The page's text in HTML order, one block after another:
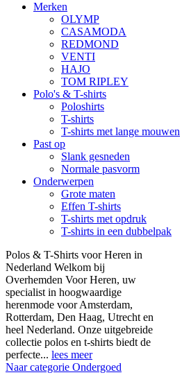
Merken
OLYMP
CASAMODA
REDMOND
VENTI
HAJO
TOM RIPLEY
Polo's & T-shirts
Poloshirts
T-shirts
T-shirts met lange mouwen
Past op
Slank gesneden
Normale pasvorm
Onderwerpen
Grote maten
Effen T-shirts
T-shirts met opdruk
T-shirts in een dubbelpak
Polos & T-Shirts voor Heren in
Nederland Welkom bij
Overhemden Voor Heren, uw
specialist in hoogwaardige
herenmode voor Amsterdam,
Rotterdam, Den Haag, Utrecht en
heel Nederland. Onze uitgebreide
collectie polos en t-shirts biedt de
perfecte... lees meer
Naar categorie Ondergoed